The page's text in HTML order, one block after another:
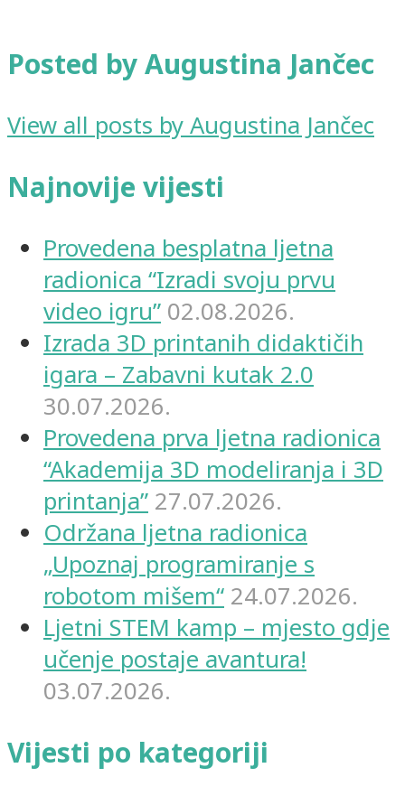
Posted by Augustina Jančec
View all posts by Augustina Jančec
Najnovije vijesti
Provedena besplatna ljetna
radionica “Izradi svoju prvu
video igru” 02.08.2026.
Izrada 3D printanih didaktičih
igara – Zabavni kutak 2.0
30.07.2026.
Provedena prva ljetna radionica
“Akademija 3D modeliranja i 3D
printanja” 27.07.2026.
Održana ljetna radionica
„Upoznaj programiranje s
robotom mišem“ 24.07.2026.
Ljetni STEM kamp – mjesto gdje
učenje postaje avantura!
03.07.2026.
Vijesti po kategoriji